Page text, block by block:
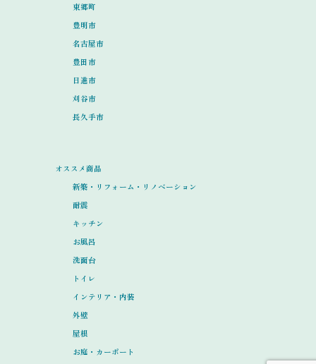
東郷町
豊明市
名古屋市
豊田市
日進市
刈谷市
長久手市
オススメ商品
新築・リフォーム・リノベーション
耐震
キッチン
お風呂
洗面台
トイレ
インテリア・内装
外壁
屋根
お庭・カーポート